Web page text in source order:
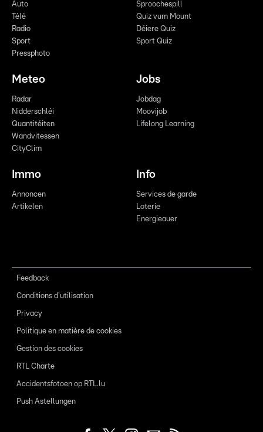
Auto
Télé
Radio
Sport
Pressphoto
Sproochespill
Quiz vum Mount
Déiere Quiz
Sport Quiz
Meteo
Radar
Nidderschléi
Quantitéiten
Wandvitessen
CityClim
Jobs
Jobdag
Moovijob
Lifelong Learning
Immo
Annoncen
Artikelen
Info
Services de garde
Loterie
Energieauer
Feedback
Conditions d'utilisation
Privacy
Politique en matière de cookies
Gestion des cookies
RTL Charte
Accidentsfotoen op RTL.lu
Push Astellungen